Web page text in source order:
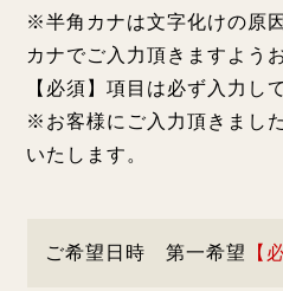
※半角カナは文字化けの原
カナでご入力頂きますよう
【必須】項目は必ず入力し
※お客様にご入力頂きまし
いたします。
ご希望日時 第一希望